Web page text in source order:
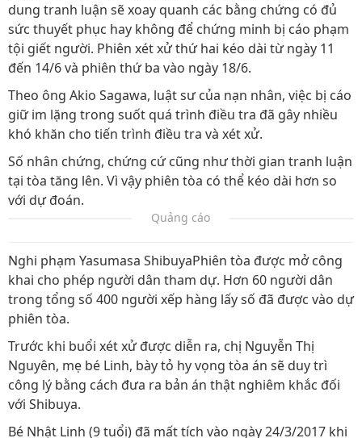
dung tranh luận sẽ xoay quanh các bằng chứng có đủ
sức thuyết phục hay không để chứng minh bị cáo phạm
tội giết người. Phiên xét xử thứ hai kéo dài từ ngày 11
đến 14/6 và phiên thứ ba vào ngày 18/6.
Theo ông Akio Sagawa, luật sư của nạn nhân, việc bị cáo
giữ im lặng trong suốt quá trình điều tra đã gây nhiều
khó khăn cho tiến trình điều tra và xét xử.
Số nhân chứng, chứng cứ cũng như thời gian tranh luận
tại tòa tăng lên. Vì vậy phiên tòa có thể kéo dài hơn so
với dự đoán.
Quảng cáo
Nghi phạm Yasumasa ShibuyaPhiên tòa được mở công
khai cho phép người dân tham dự. Hơn 60 người dân
trong tổng số 400 người xếp hàng lấy số đã được vào dự
phiên tòa.
Trước khi buổi xét xử được diễn ra, chị Nguyễn Thị
Nguyên, mẹ bé Linh, bày tỏ hy vọng tòa án sẽ duy trì
công lý bằng cách đưa ra bản án thật nghiêm khắc đối
với Shibuya.
Bé Nhật Linh (9 tuổi) đã mất tích vào ngày 24/3/2017 khi